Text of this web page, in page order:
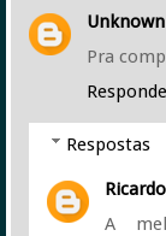
Unknown
Pra
Respostas
Ricardo
A